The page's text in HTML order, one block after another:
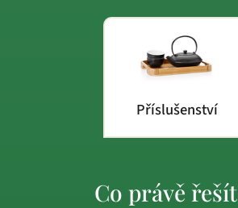
Příslušenství
Co právě